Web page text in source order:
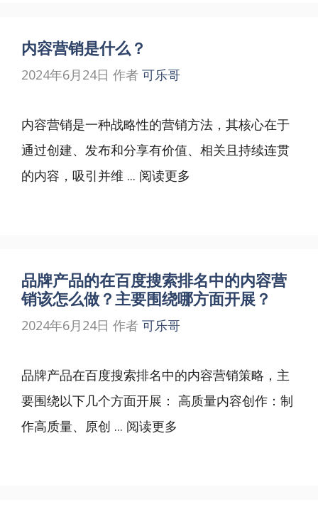
内容营销是什么？
2024年6月24日 作者 可乐哥
内容营销是一种战略性的营销方法，其核心在于
通过创建、发布和分享有价值、相关且持续连贯
的内容，吸引并维 ... 阅读更多
品牌产品的在百度搜索排名中的内容营
销该怎么做？主要围绕哪方面开展？
2024年6月24日 作者 可乐哥
品牌产品在百度搜索排名中的内容营销策略，主
要围绕以下几个方面开展： 高质量内容创作：制
作高质量、原创 ... 阅读更多